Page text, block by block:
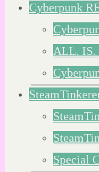
Cyberpunk
ALL. IS.
Special